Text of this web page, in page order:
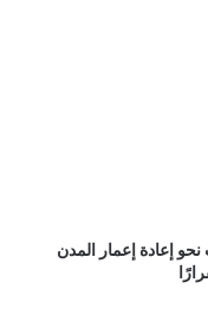
نحو إعادة إعمار المدن